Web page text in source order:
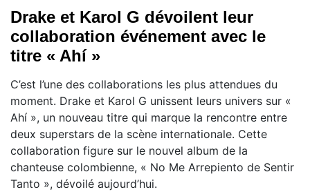
Drake et Karol G dévoilent leur
collaboration événement avec le
titre « Ahí »
C’est l’une des collaborations les plus attendues du
moment. Drake et Karol G unissent leurs univers sur «
Ahí », un nouveau titre qui marque la rencontre entre
deux superstars de la scène internationale. Cette
collaboration figure sur le nouvel album de la
chanteuse colombienne, « No Me Arrepiento de Sentir
Tanto », dévoilé aujourd’hui.